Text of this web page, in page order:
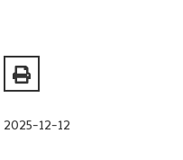
2025-12-12